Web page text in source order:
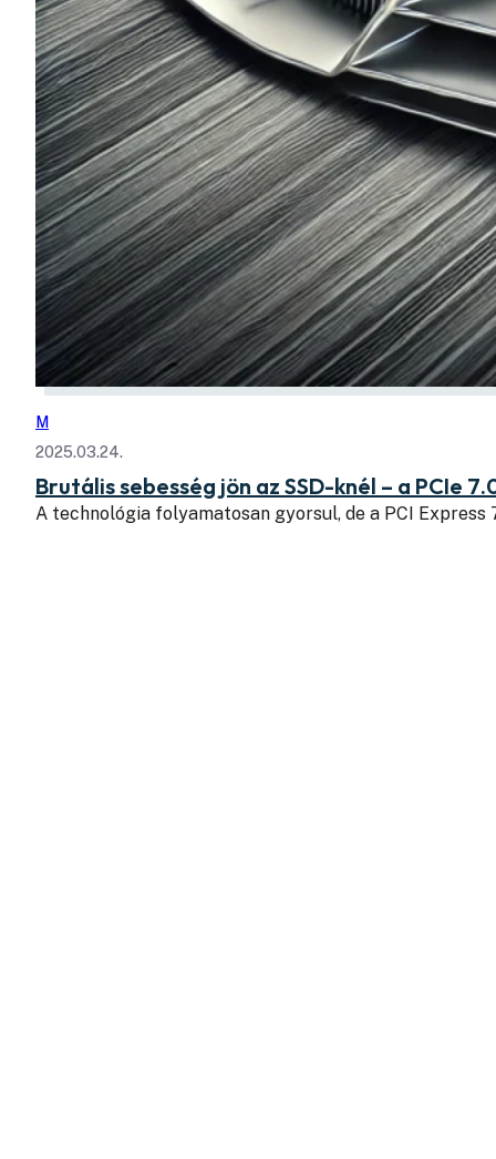
M
2025.03.24.
Brutális sebesség jön az SSD-knél – a PCIe
A technológia folyamatosan gyorsul, de a PCI Express